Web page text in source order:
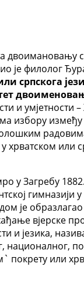
је филолог
српскога
и
избору
или
Загребу
гимназији
образлагао
вјерске
језика,
или